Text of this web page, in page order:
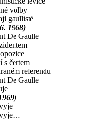
volby
gaullisté
1968)
De Gaulle
s čertem
referendu
De Gaulle